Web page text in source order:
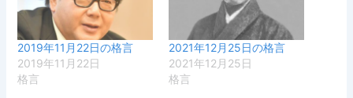
2019年11月22日の格言
2019年11月22日
格言
2021年12月25日の格言
2021年12月25日
格言